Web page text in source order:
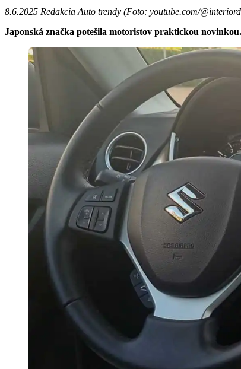
8.6.2025 Redakcia Auto trendy (Foto: youtube.com/
Japonská značka potešila motoristov praktickou